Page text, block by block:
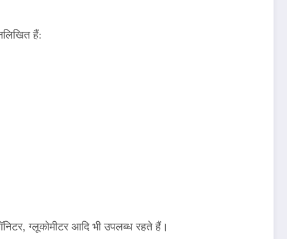
हैं:
ग्लूकोमीटर आदि भी उपलब्ध रहते हैं।